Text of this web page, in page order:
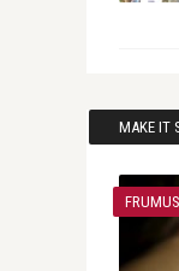
MAKE IT